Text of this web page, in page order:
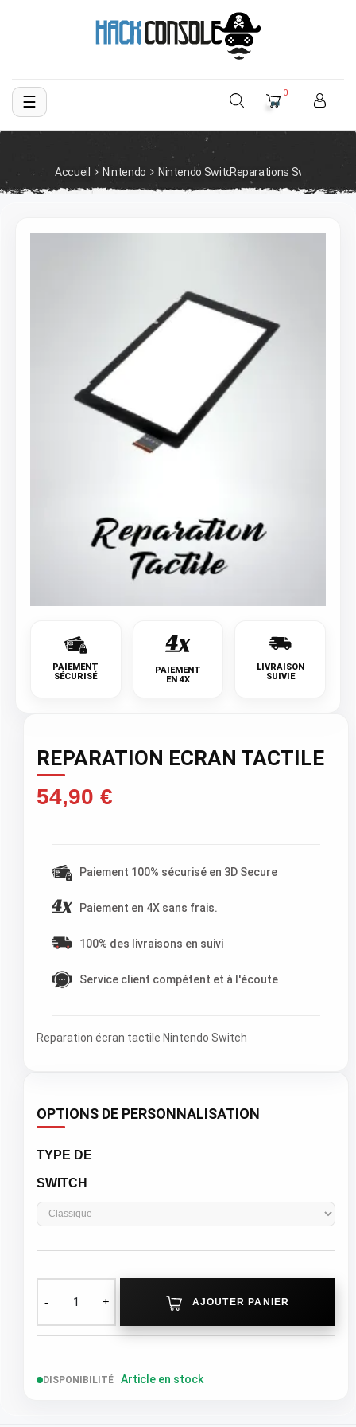
Basculer
☰ 0
Accueil Nintendo Nintendo SwitchReparations Switch
PAIEMENT
SÉCURISÉ
PAIEMENT
EN 4X
LIVRAISON
SUIVIE
OPTIONS DE PERSONNALISATION
TYPE DE
SWITCH
AJOUTER PANIER
DISPONIBILITÉ Article en stock
REPARATION ECRAN TACTILE
54,90 €
Paiement 100% sécurisé en 3D Secure
Paiement en 4X sans frais.
100% des livraisons en suivi
Service client compétent et à l'écoute
Reparation écran tactile Nintendo Switch